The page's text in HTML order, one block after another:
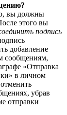
вы должны
этого вы
подпись
добавление
сообщениям,
«Отправка
в личном
убрав
отправки